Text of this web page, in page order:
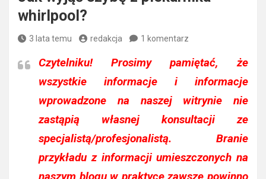
whirlpool?
3 lata temu redakcja 1 komentarz
Czytelniku!Prosimy pamiętać, że
wszystkie informacje i informacje
wprowadzone na naszej witrynie nie
zastąpią własnej konsultacji ze
specjalistą/profesjonalistą. Branie
przykładu z informacji umieszczonych na
naszym blogu w praktyce zawsze powinno